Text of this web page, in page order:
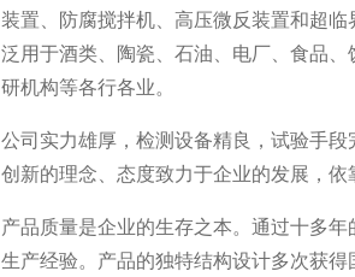
装置、防腐搅拌机、高压微反装置和超
泛用于酒类、陶瓷、石油、电厂、食品
研机构等各行各业。
公司实力雄厚，检测设备精良，试验手段
创新的理念、态度致力于企业的发展，依
产品质量是企业的生存之本。通过十多
生产经验。产品的独特结构设计多次获